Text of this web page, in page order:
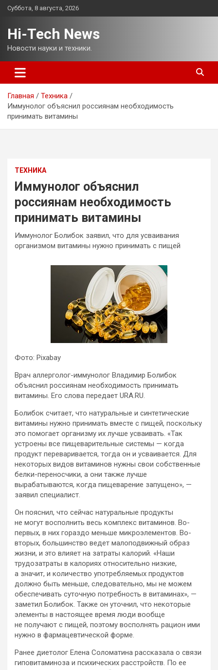
Перейти
Суббота, 8 августа, 2026
Hi-Tech News
Новости науки и техники.
Главная
Техника
Иммунолог объяснил россиянам необходимость
принимать витамины
ТЕХНИКА
Иммунолог объяснил
россиянам необходимость
принимать витамины
Иммунолог Болибок заявил, что для усваивания
организмом витамины нужно принимать с пищей
Фото: Pixabay
Врач аллерголог-иммунолог Владимир Болибок
объяснил россиянам необходимость принимать
витамины. Его слова передает URA.RU.
Болибок считает, что натуральные и синтетические
витамины нужно принимать вместе с пищей, поскольку
это помогает организму их лучше усваивать. «Так
устроены все пищеварительные системы — когда
продукт переваривается, тогда он и усваивается. Для
некоторых видов витаминов нужны свои собственные
белки-переносчики, а они также лучше
вырабатываются, когда пищеварение запущено», —
заявил специалист.
Он пояснил, что сейчас натуральные продукты
не могут восполнить весь комплекс витаминов. Во-
первых, в них гораздо меньше микроэлементов. Во-
вторых, большинство ведет малоподвижный образ
жизни, и это влияет на затраты калорий. «Наши
трудозатраты в калориях относительно низкие,
а значит, и количество употребляемых продуктов
должно быть меньше, следовательно, мы не можем
обеспечивать суточную потребность в витаминах», —
заметил Болибок. Также он уточнил, что некоторые
элементы в настоящее время люди вообще
не получают с пищей, поэтому восполнять рацион ими
нужно в фармацевтической форме.
Ранее диетолог Елена Соломатина рассказала о связи
гиповитаминоза и психических расстройств. По ее